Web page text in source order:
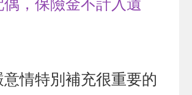
偶，保險金不計入遺
意情特別補充很重要的